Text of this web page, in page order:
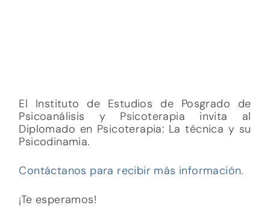
El Instituto de Estudios de Posgrado de
Psicoanálisis y Psicoterapia invita al
Diplomado en Psicoterapia: La técnica y su
Psicodinamia.
Contáctanos para recibir más información.
¡Te esperamos!